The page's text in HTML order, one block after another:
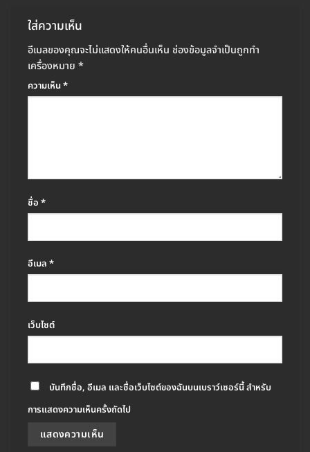
ใส่ความเห็น
อีเมลของคุณจะไม่แสดงให้คนอื่นเห็น ช่องข้อมูลจำเป็นถูกทำ
เครื่องหมาย *
ความเห็น*
ชื่อ *
อีเมล *
เว็บไซต์
บันทึกชื่อ, อีเมล และชื่อเว็บไซต์ของฉันบนเบราว์เซอร์นี้ สำหรับ
การแสดงความเห็นครั้งถัดไป